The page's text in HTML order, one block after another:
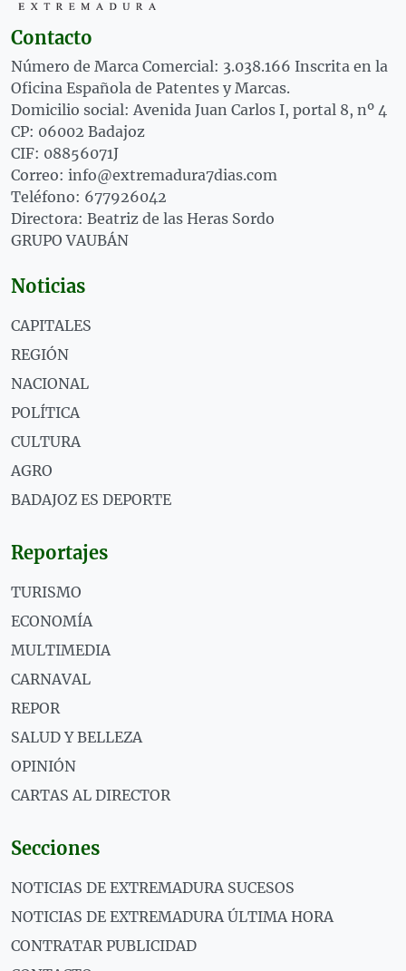
Contacto
Número de Marca Comercial: 3.038.166 Inscrita en la
Oficina Española de Patentes y Marcas.
Domicilio social: Avenida Juan Carlos I, portal 8, nº 4
CP: 06002 Badajoz
CIF: 08856071J
Correo: info@extremadura7dias.com
Teléfono: 677926042
Directora: Beatriz de las Heras Sordo
GRUPO VAUBÁN
Noticias
CAPITALES
REGIÓN
NACIONAL
POLÍTICA
CULTURA
AGRO
BADAJOZ ES DEPORTE
Reportajes
TURISMO
ECONOMÍA
MULTIMEDIA
CARNAVAL
REPOR
SALUD Y BELLEZA
OPINIÓN
CARTAS AL DIRECTOR
Secciones
NOTICIAS DE EXTREMADURA SUCESOS
NOTICIAS DE EXTREMADURA ÚLTIMA HORA
CONTRATAR PUBLICIDAD